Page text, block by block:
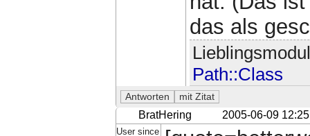
das als
Path::Class
BratHering 2005-06-09 12:25
User since